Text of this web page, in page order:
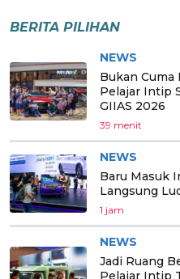
BERITA PILIHAN
NEWS
Bukan Cuma
Pelajar Intip
GIIAS 2026
39 menit
NEWS
Baru Masuk
Langsung
1 jam
NEWS
Jadi Ruang
Pelajar Intip